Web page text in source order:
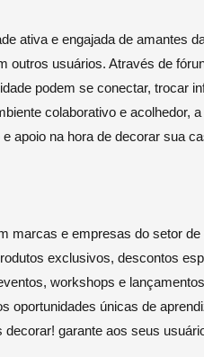
ativa e engajada de amantes
outros usuários. Através de
podem se conectar, trocar
colaborativo e acolhedor,
apoio na hora de decorar sua
marcas e empresas do setor
exclusivos, descontos
workshops e
oportunidades únicas de
garante aos seus